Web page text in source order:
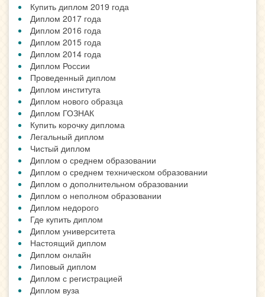
Купить диплом 2019 года
Диплом 2017 года
Диплом 2016 года
Диплом 2015 года
Диплом 2014 года
Диплом России
Проведенный диплом
Диплом института
Диплом нового образца
Диплом ГОЗНАК
Купить корочку диплома
Легальный диплом
Чистый диплом
Диплом о среднем образовании
Диплом о среднем техническом образовании
Диплом о дополнительном образовании
Диплом о неполном образовании
Диплом недорого
Где купить диплом
Диплом университета
Настоящий диплом
Диплом онлайн
Липовый диплом
Диплом с регистрацией
Диплом вуза